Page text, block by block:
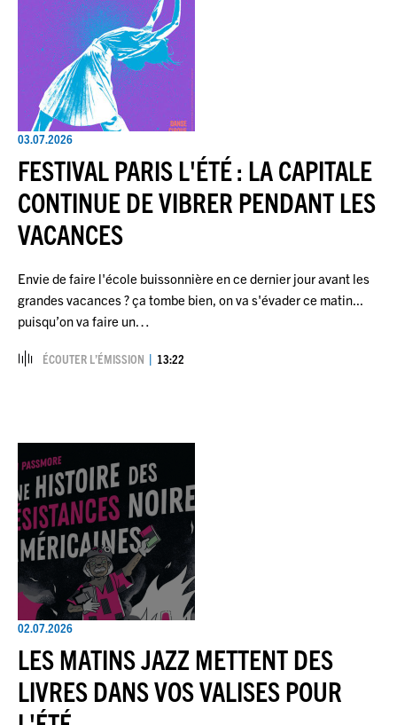
03.07.2026
FESTIVAL PARIS L'ÉTÉ : LA CAPITALE
CONTINUE DE VIBRER PENDANT LES
VACANCES
Envie de faire l'école buissonnière en ce dernier jour avant les
grandes vacances ? ça tombe bien, on va s'évader ce matin...
puisqu’on va faire un…
ÉCOUTER L’ÉMISSION 13:22
02.07.2026
LES MATINS JAZZ METTENT DES
LIVRES DANS VOS VALISES POUR